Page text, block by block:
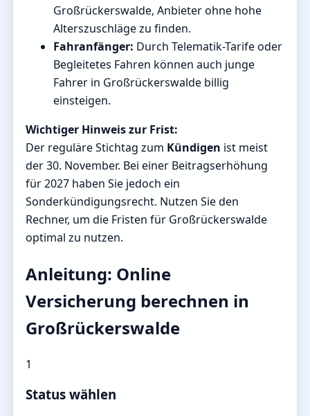
Großrückerswalde, Anbieter ohne hohe
Alterszuschläge zu finden.
Fahranfänger: Durch Telematik-Tarife oder
Begleitetes Fahren können auch junge
Fahrer in Großrückerswalde billig
einsteigen.
Wichtiger Hinweis zur Frist:
Der reguläre Stichtag zum Kündigen ist meist
der 30. November. Bei einer Beitragserhöhung
für 2027 haben Sie jedoch ein
Sonderkündigungsrecht. Nutzen Sie den
Rechner, um die Fristen für Großrückerswalde
optimal zu nutzen.
Anleitung: Online
Versicherung berechnen in
Großrückerswalde
1
Status wählen